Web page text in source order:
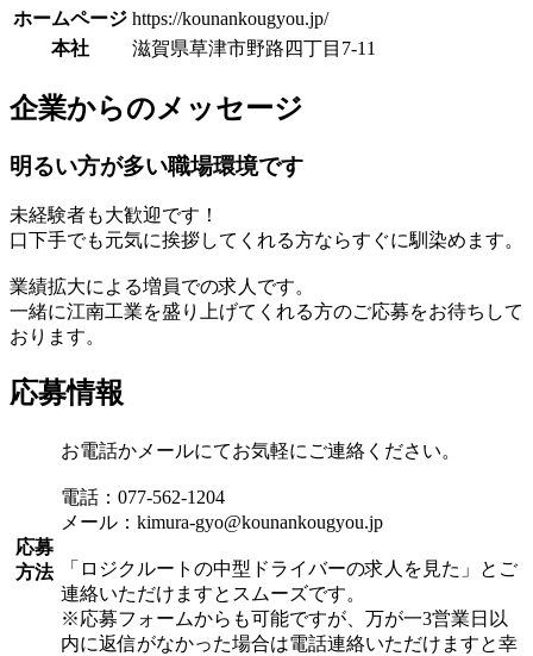
ホームページ https://kounankougyou.jp/
本社
滋賀県草津市野路四丁目7-11
企業からのメッセージ
明るい方が多い職場環境です
未経験者も大歓迎です！
口下手でも元気に挨拶してくれる方ならすぐに馴染めます。
業績拡大による増員での求人です。
一緒に江南工業を盛り上げてくれる方のご応募をお待ちして
おります。
応募情報
応募
方法
お電話かメールにてお気軽にご連絡ください。
電話：077-562-1204
メール：kimura-gyo@kounankougyou.jp
「ロジクルートの中型ドライバーの求人を見た」とご
連絡いただけますとスムーズです。
※応募フォームからも可能ですが、万が一3営業日以
内に返信がなかった場合は電話連絡いただけますと幸